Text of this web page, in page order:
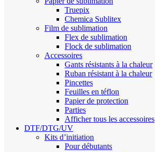
Truepix
Chemica Sublitex
Film de sublimation
Flex de sublimation
Flock de sublimation
Accessoires
Gants résistants à la chaleur
Ruban résistant à la chaleur
Pincettes
Feuilles en téflon
Papier de protection
Parties
Afficher tous les accessoires
DTF/DTG/UV
Kits d’initiation
Pour débutants